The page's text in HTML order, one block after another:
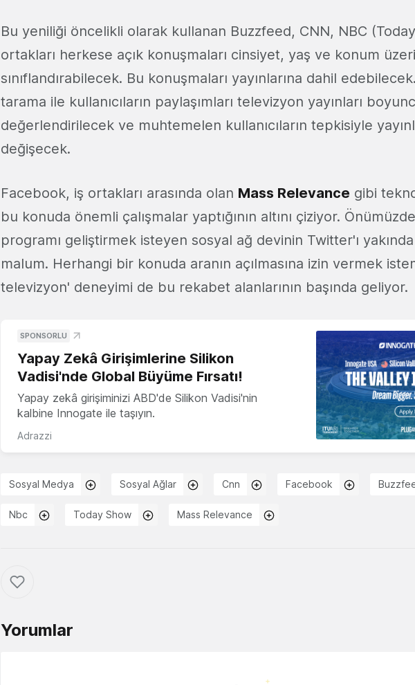
Bu yeniliği öncelikli olarak kullanan Buzzfeed, CNN, NBC
ortakları herkese açık konuşmaları cinsiyet, yaş ve konum
sınıflandırabilecek. Bu konuşmaları yayınlarına dahil
tarama ile kullanıcıların paylaşımları televizyon yayınları
değerlendirilecek ve muhtemelen kullanıcıların tepkisiyle
değişecek.
Facebook, iş ortakları arasında olan Mass Relevance gibi
bu konuda önemli çalışmalar yaptığının altını çiziyor.
programı geliştirmek isteyen sosyal ağ devinin Twitter'ı
malum. Herhangi bir konuda aranın açılmasına izin vermek
televizyon' deneyimi de bu rekabet alanlarının başında geliyor.
SPONSORLU
Yapay Zekâ Girişimlerine Silikon
Vadisi'nde Global Büyüme Fırsatı!
Yapay zekâ girişiminizi ABD'de Silikon Vadisi'nin
kalbine Innogate ile taşıyın.
Adrazzi
Sosyal Medya Sosyal Ağlar Cnn Facebook
Nbc Today Show Mass Relevance
Yorumlar